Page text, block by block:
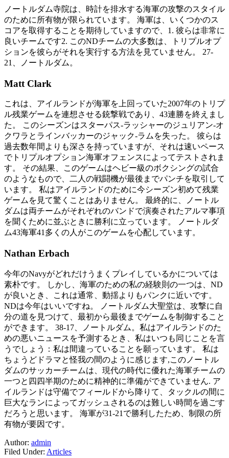
ノートルダム寺院は、時計を排水する海軍の攻撃のスタイル
のために所有物が限られています。 海軍は、いくつかのス
コアを取得することを期待していますので、1. 彼らは非常に
良いチームです2. このNDチームの大多数は、トリプルオプ
ションを彼らがそれを実行する方法を見ていません。 27-
21、ノートルダム。
Matt Clark
これは、アイルランドが海軍を上回っていた2007年のトリプ
ル残業ゲームを連想させる銃撃戦であり、43連勝を終えまし
た。 このシーズンはスターパス-ラッシャーのジュリアン-オ
クワラとラインバッカーのジャック-ラムを失った。 彼らは
過去数年間よりも深さを持っていますが、それは速いペース
でトリプルオプション海軍オフェンスによってテストされま
す。 その結果、このゲームはヘビー級のボクシングの試合
のようなもので、二人の戦闘機が最後までパンチを取引して
います。 私はアイルランドのために今シーズン初めて残業
ゲームを見て驚くことはありません。 最終的に、ノートル
ダムは両チームがそれぞれのバンドで演奏されたアルマ事項
を聞くために並ぶときに勝利に立っています。 ノートルダ
ム43海軍41多くの人がこのゲームを心配しています。
Nathan Erbach
今年のNavyがどれだけうまくプレイしているかについては
素朴です。 しかし、海軍のための私の経験則の一つは、ND
が良いとき、これは通常、動揺よりもパンクに近いです。
NDは今年はいいですね。 ノートルダム大聖堂は、攻撃に自
分の道を見つけて、最初から最後までゲームを制御すること
ができます。 38-17、ノートルダム。私はアイルランドのた
めの悪いニュースを予測するとき、私はいつも同じことを言
うでしょう：私は間違っていることを願っています。 私は
ちょうどドラマと怪我の間のように感じます,このノートル
ダムのサッカーチームは、現代の時代に優れた海軍チームの
一つと四四半期のために精神的に準備ができていません. ア
イルランドは守備でフィールドから降りて、タックルの間に
巨大なランによってガッシュされるのは難しい時間を過ごす
だろうと思います。 海軍が31-21で勝利したため、制限の所
有物が要因です。
Author: admin
Filed Under: Articles